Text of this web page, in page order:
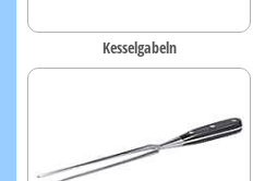
Kesselgabeln